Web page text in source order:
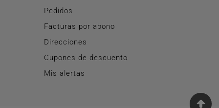
Pedidos
Facturas por abono
Direcciones
Cupones de descuento
Mis alertas